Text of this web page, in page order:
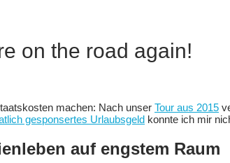
on the road again!
machen: Nach unser Tour aus 2015
gesponsertes Urlaubsgeld konnte ich mir
auf engstem Raum